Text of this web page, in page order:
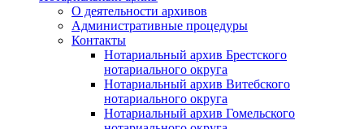
О деятельности архивов
Административные процедуры
Контакты
Нотариальный архив Брестского
нотариального округа
Нотариальный архив Витебского
нотариального округа
Нотариальный архив Гомельского